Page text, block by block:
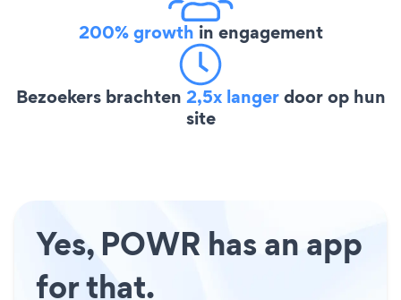
200% growth in engagement
Bezoekers brachten 2,5x langerdoor op hun
site
Yes, POWR has an app
for that.